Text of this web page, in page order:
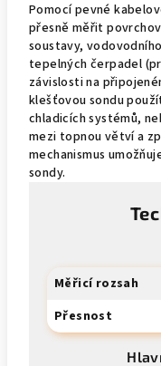
Pomocí pevné
přesně měřit
soustavy,
tepelných čerpadel
závislosti na
klešťovou sondu
chladicích systémů,
mezi topnou větví a
mechanismus
sondy.
Měřicí rozsah
Přesnost